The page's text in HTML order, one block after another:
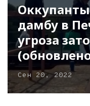
дамбу в
угроза
Сен 20, 2022